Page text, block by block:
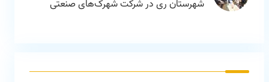
شهرستان ری در شرکت شهرک‌های صنعتی